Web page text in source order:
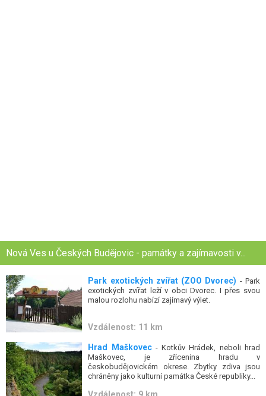
Nová Ves u Českých Budějovic - památky a zajímavosti v...
Park exotických zvířat (ZOO Dvorec) - Park
exotických zvířat leží v obci Dvorec. I přes svou
malou rozlohu nabízí zajímavý výlet.
Vzdálenost: 11 km
Hrad Maškovec- Kotkův Hrádek, neboli hrad
Maškovec, je zřícenina hradu v
českobudějovickém okrese. Zbytky zdiva jsou
chráněny jako kulturní památka České republiky...
Vzdálenost: 9 km